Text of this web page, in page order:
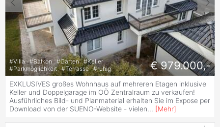
#Villa #Balkon #Garten #Keller
#Parkmöglichkeit #Terrasse #ruhig € 979.000,-
EXKLUSIVES großes Wohnhaus auf mehreren Etagen inklusive
Keller und Doppelgarage im OÖ Zentralraum zu verkaufen!
Ausführliches Bild- und Planmaterial erhalten Sie im Expose per
Download von der SUENO-Website - vielen... [Mehr]